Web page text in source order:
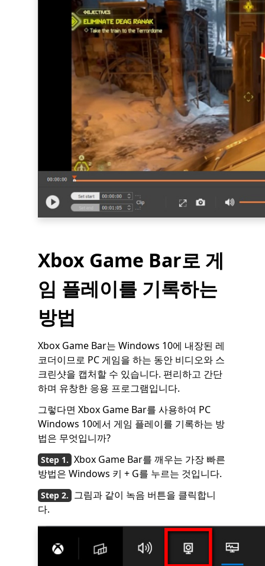
Xbox Game Bar로 게
임 플레이를 기록하는
방법
Xbox Game Bar는 Windows 10에 내장된 레
코더이므로 PC 게임을 하는 동안 비디오와 스
크린샷을 캡처할 수 있습니다. 편리하고 간단
하며 유창한 응용 프로그램입니다.
그렇다면 Xbox Game Bar를 사용하여 PC
Windows 10에서 게임 플레이를 기록하는 방
법은 무엇입니까?
Xbox Game Bar를 깨우는 가장 빠른
방법은 Windows 키 + G를 누르는 것입니다.
그림과 같이 녹음 버튼을 클릭합니
다.